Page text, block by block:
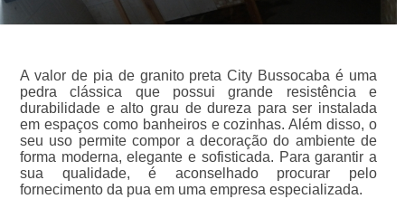
A valor de pia de granito preta City Bussocaba é uma
pedra clássica que possui grande resistência e
durabilidade e alto grau de dureza para ser instalada
em espaços como banheiros e cozinhas. Além disso, o
seu uso permite compor a decoração do ambiente de
forma moderna, elegante e sofisticada. Para garantir a
sua qualidade, é aconselhado procurar pelo
fornecimento da pua em uma empresa especializada.